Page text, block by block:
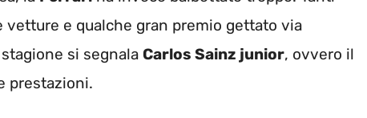
e qualche gran premio gettato via
si segnala Carlos Sainz junior, ovvero il
prestazioni.